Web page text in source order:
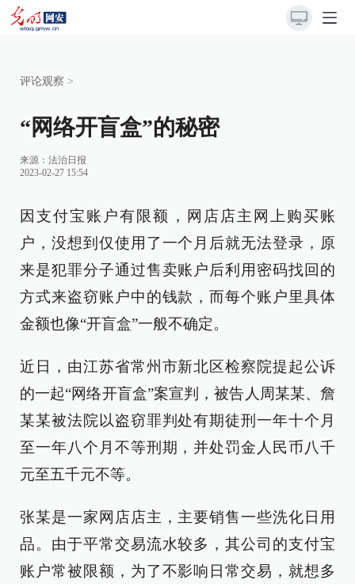
评论观察 >
“网络开盲盒”的秘密
来源： 法治日报
2023-02-27 15:54
因支付宝账户有限额，网店店主网上购买账
户，没想到仅使用了一个月后就无法登录，原
来是犯罪分子通过售卖账户后利用密码找回的
方式来盗窃账户中的钱款，而每个账户里具体
金额也像“开盲盒”一般不确定。
近日，由江苏省常州市新北区检察院提起公诉
的一起“网络开盲盒”案宣判，被告人周某某、詹
某某被法院以盗窃罪判处有期徒刑一年十个月
至一年八个月不等刑期，并处罚金人民币八千
元至五千元不等。
张某是一家网店店主，主要销售一些洗化日用
品。由于平常交易流水较多，其公司的支付宝
账户常被限额，为了不影响日常交易，就想多